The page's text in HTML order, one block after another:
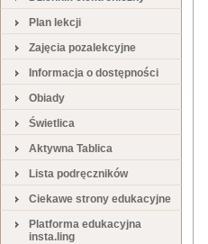
Plan lekcji
Zajęcia pozalekcyjne
Informacja o dostępności
Obiady
Świetlica
Aktywna Tablica
Lista podręczników
Ciekawe strony edukacyjne
Platforma edukacyjna
insta.ling